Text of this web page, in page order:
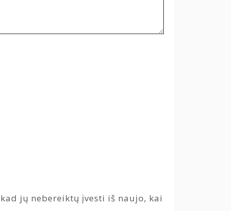
jų nebereiktų įvesti iš naujo, kai